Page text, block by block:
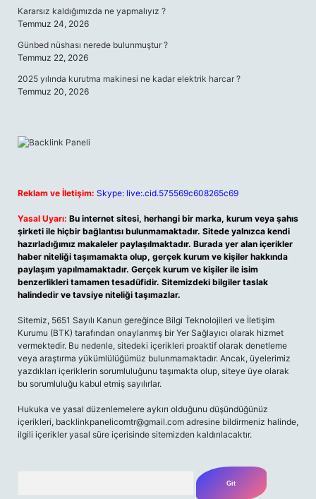
Kararsız kaldığımızda ne yapmalıyız ?
Temmuz 24, 2026
Günbed nüshası nerede bulunmuştur ?
Temmuz 22, 2026
2025 yılında kurutma makinesi ne kadar elektrik harcar ?
Temmuz 20, 2026
Reklam ve İletişim: Skype: live:.cid.575569c608265c69
Yasal Uyarı: Bu internet sitesi, herhangi bir marka, kurum veya şahıs
şirketi ile hiçbir bağlantısı bulunmamaktadır. Sitede yalnızca kendi
hazırladığımız makaleler paylaşılmaktadır. Burada yer alan içerikler
haber niteliği taşımamakta olup, gerçek kurum ve kişiler hakkında
paylaşım yapılmamaktadır. Gerçek kurum ve kişiler ile isim
benzerlikleri tamamen tesadüfidir. Sitemizdeki bilgiler taslak
halindedir ve tavsiye niteliği taşımazlar.
Sitemiz, 5651 Sayılı Kanun gereğince Bilgi Teknolojileri ve İletişim
Kurumu (BTK) tarafından onaylanmış bir Yer Sağlayıcı olarak hizmet
vermektedir. Bu nedenle, sitedeki içerikleri proaktif olarak denetleme
veya araştırma yükümlülüğümüz bulunmamaktadır. Ancak, üyelerimiz
yazdıkları içeriklerin sorumluluğunu taşımakta olup, siteye üye olarak
bu sorumluluğu kabul etmiş sayılırlar.
Hukuka ve yasal düzenlemelere aykırı olduğunu düşündüğünüz
içerikleri, backlinkpanelicomtr@gmail.com adresine bildirmeniz halinde,
ilgili içerikler yasal süre içerisinde sitemizden kaldırılacaktır.